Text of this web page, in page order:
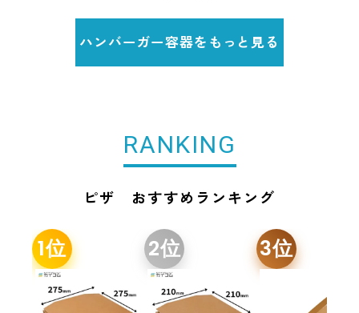
ハンバーガー容器をもっと見る
RANKING
ピザ おすすめランキング